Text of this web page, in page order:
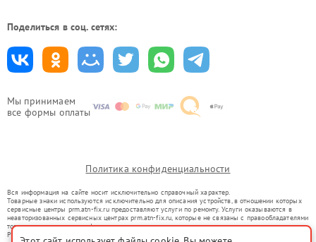
Мы принимаем
все формы оплаты
Поделиться в соц. сетях:
Политика конфиденциальности
Вся информация на сайте носит исключительно справочный характер.
Товарные знаки используются исключительно для описания устройств, в отношении которых
сервисные центры prm.atn-fix.ru предоставляют услуги по ремонту. Услуги оказываются в
неавторизованных сервисных центрах prm.atn-fix.ru, которые не связаны с правообладателями
товарных знаков или их официальными представителями.
Ремонт осуществляется для устройств, уже введенных в гражданский оборот в соответствии